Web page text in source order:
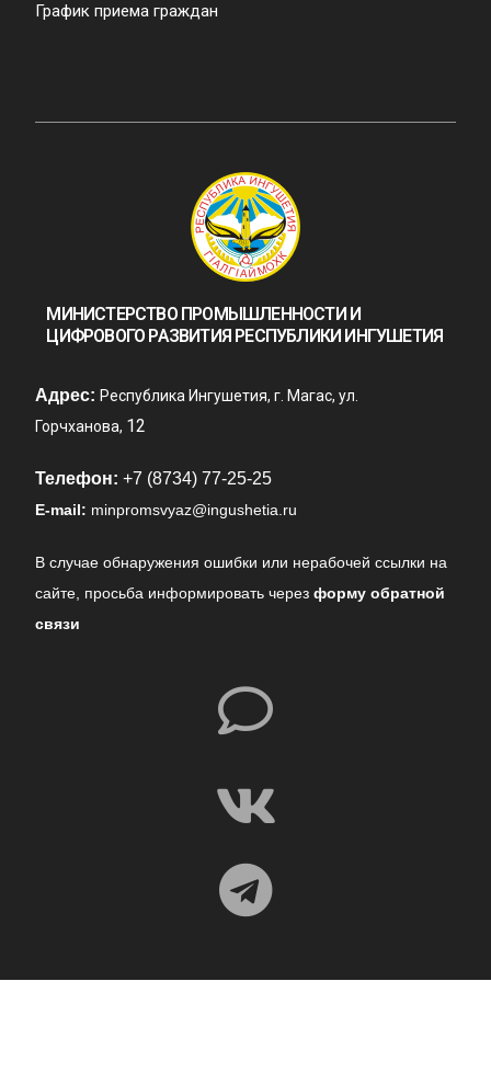
График приема граждан
МИНИСТЕРСТВО ПРОМЫШЛЕННОСТИ И
ЦИФРОВОГО РАЗВИТИЯ РЕСПУБЛИКИ ИНГУШЕТИЯ
Адрес: Республика Ингушетия, г. Магас, ул.
Горчханова, 12
Телефон: +7 (8734) 77-25-25
E-mail: minpromsvyaz@ingushetia.ru
В случае обнаружения ошибки или нерабочей ссылки на
сайте, просьба информировать черезформу обратной
связи